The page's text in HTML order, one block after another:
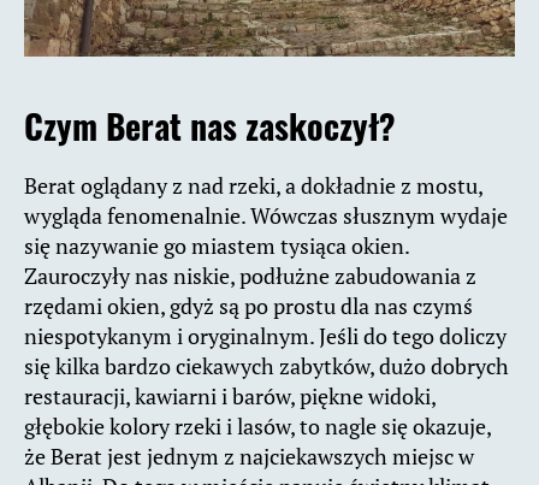
Czym Berat nas zaskoczył?
Berat oglądany z nad rzeki, a dokładnie z mostu,
wygląda fenomenalnie. Wówczas słusznym wydaje
się nazywanie go miastem tysiąca okien.
Zauroczyły nas niskie, podłużne zabudowania z
rzędami okien, gdyż są po prostu dla nas czymś
niespotykanym i oryginalnym. Jeśli do tego doliczy
się kilka bardzo ciekawych zabytków, dużo dobrych
restauracji, kawiarni i barów, piękne widoki,
głębokie kolory rzeki i lasów, to nagle się okazuje,
że Berat jest jednym z najciekawszych miejsc w